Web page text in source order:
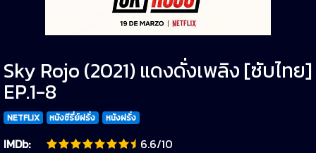
Sky Rojo (2021) แดงดั่งเพลิง [ซับไทย]
EP.1-8
NETFLIX หนังซีรี่ย์ฝรั่ง หนังฝรั่ง
IMDb:
6.6/10